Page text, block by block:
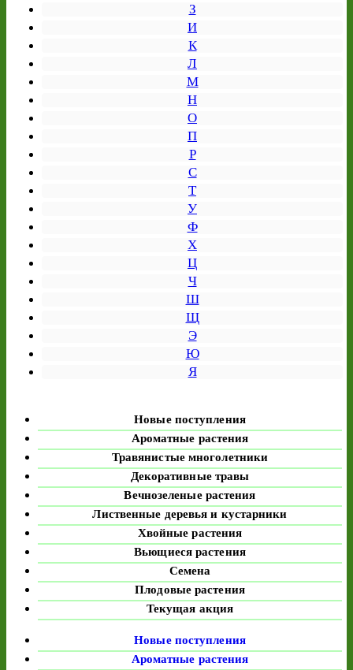
З
И
К
Л
М
Н
О
П
Р
С
Т
У
Ф
Х
Ц
Ч
Ш
Щ
Э
Ю
Я
Новые поступления
Ароматные растения
Травянистые многолетники
Декоративные травы
Вечнозеленые растения
Лиственные деревья и кустарники
Хвойные растения
Вьющиеся растения
Семена
Плодовые растения
Текущая акция
Новые поступления
Ароматные растения